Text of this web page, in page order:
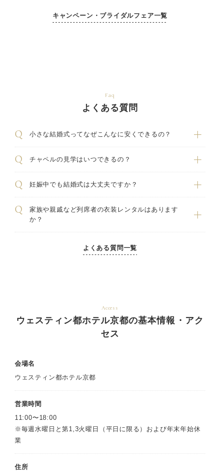
キャンペーン・ブライダルフェア一覧
Faq
よくある質問
小さな結婚式ってなぜこんなに安くできるの？
チャペルの見学はいつできるの？
妊娠中でも結婚式は大丈夫ですか？
家族や親戚など列席者の衣装レンタルはあります
か？
よくある質問一覧
Access
ウェスティン都ホテル京都の基本情報・アク
セス
会場名
ウェスティン都ホテル京都
営業時間
11:00〜18:00
※毎週水曜日と第1,3火曜日（平日に限る）および年末年始休
業
住所